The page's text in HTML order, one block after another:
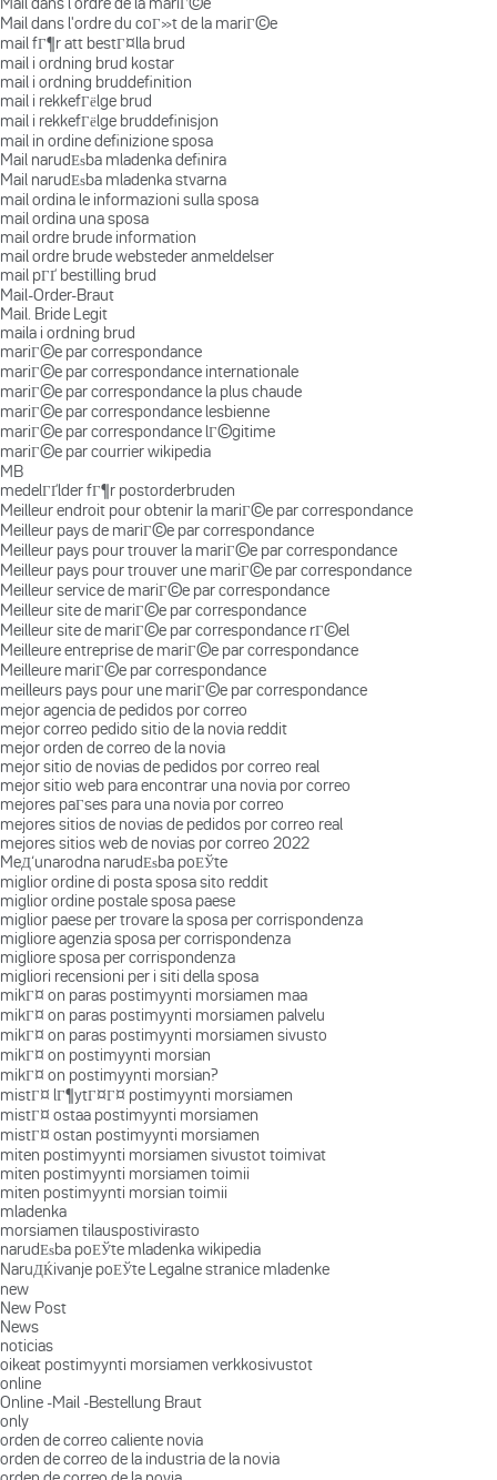
Mail dans l'ordre du coГ»t de la mariГ©e
mail fГ¶r att bestГ¤lla brud
mail i ordning brud kostar
mail i ordning bruddefinition
mail i rekkefГёlge brud
mail i rekkefГёlge bruddefinisjon
mail in ordine definizione sposa
Mail narudЕѕba mladenka definira
Mail narudЕѕba mladenka stvarna
mail ordina le informazioni sulla sposa
mail ordina una sposa
mail ordre brude information
mail ordre brude websteder anmeldelser
mail pГҐ bestilling brud
Mail-Order-Braut
Mail. Bride Legit
maila i ordning brud
mariГ©e par correspondance
mariГ©e par correspondance internationale
mariГ©e par correspondance la plus chaude
mariГ©e par correspondance lesbienne
mariГ©e par correspondance lГ©gitime
mariГ©e par courrier wikipedia
MB
medelГҐlder fГ¶r postorderbruden
Meilleur endroit pour obtenir la mariГ©e par correspondance
Meilleur pays de mariГ©e par correspondance
Meilleur pays pour trouver la mariГ©e par correspondance
Meilleur pays pour trouver une mariГ©e par correspondance
Meilleur service de mariГ©e par correspondance
Meilleur site de mariГ©e par correspondance
Meilleur site de mariГ©e par correspondance rГ©el
Meilleure entreprise de mariГ©e par correspondance
Meilleure mariГ©e par correspondance
meilleurs pays pour une mariГ©e par correspondance
mejor agencia de pedidos por correo
mejor correo pedido sitio de la novia reddit
mejor orden de correo de la novia
mejor sitio de novias de pedidos por correo real
mejor sitio web para encontrar una novia por correo
mejores paГ­ses para una novia por correo
mejores sitios de novias de pedidos por correo real
mejores sitios web de novias por correo 2022
MeД‘unarodna narudЕѕba poЕЎte
miglior ordine di posta sposa sito reddit
miglior ordine postale sposa paese
miglior paese per trovare la sposa per corrispondenza
migliore agenzia sposa per corrispondenza
migliore sposa per corrispondenza
migliori recensioni per i siti della sposa
mikГ¤ on paras postimyynti morsiamen maa
mikГ¤ on paras postimyynti morsiamen palvelu
mikГ¤ on paras postimyynti morsiamen sivusto
mikГ¤ on postimyynti morsian
mikГ¤ on postimyynti morsian?
mistГ¤ lГ¶ytГ¤Г¤ postimyynti morsiamen
mistГ¤ ostaa postimyynti morsiamen
mistГ¤ ostan postimyynti morsiamen
miten postimyynti morsiamen sivustot toimivat
miten postimyynti morsiamen toimii
miten postimyynti morsian toimii
mladenka
morsiamen tilauspostivirasto
narudЕѕba poЕЎte mladenka wikipedia
NaruДЌivanje poЕЎte Legalne stranice mladenke
new
New Post
News
noticias
oikeat postimyynti morsiamen verkkosivustot
online
Online -Mail -Bestellung Braut
only
orden de correo caliente novia
orden de correo de la industria de la novia